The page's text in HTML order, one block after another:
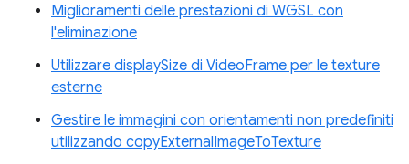
Miglioramenti delle prestazioni di WGSL con
l'eliminazione
Utilizzare displaySize di VideoFrame per le texture
esterne
Gestire le immagini con orientamenti non predefiniti
utilizzando copyExternalImageToTexture